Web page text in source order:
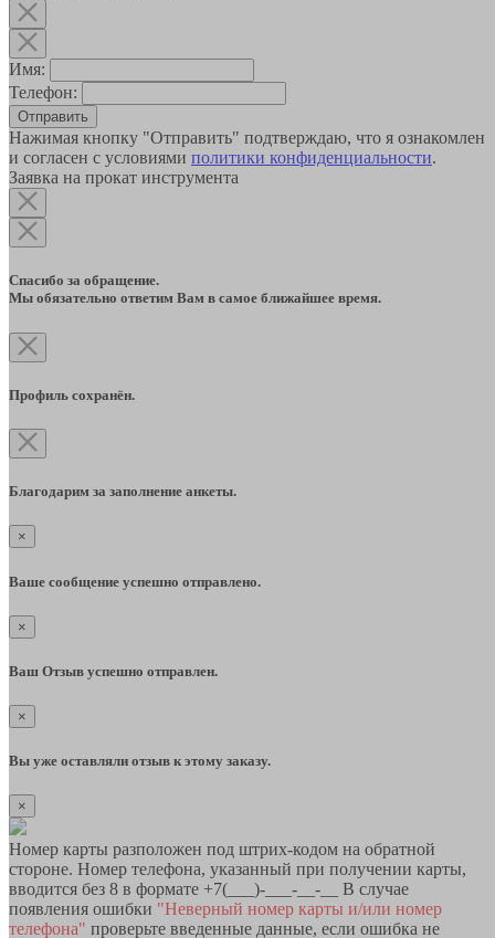
Имя:
Телефон:
Отправить
Нажимая кнопку "Отправить" подтверждаю, что я ознакомлен
и согласен с условиями политики конфиденциальности.
Заявка на прокат инструмента
Спасибо за обращение.
Мы обязательно ответим Вам в самое ближайшее время.
Профиль сохранён.
Благодарим за заполнение анкеты.
×
Ваше сообщение успешно отправлено.
×
Ваш Отзыв успешно отправлен.
×
Вы уже оставляли отзыв к этому заказу.
×
Номер карты разположен под штрих-кодом на обратной
стороне. Номер телефона, указанный при получении карты,
вводится без 8 в формате +7(___)-___-__-__ В случае
появления ошибки "Неверный номер карты и/или номер
телефона" проверьте введенные данные, если ошибка не